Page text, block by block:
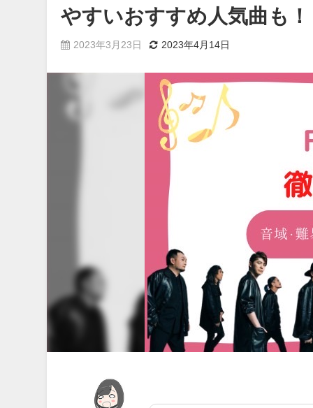
やすいおすすめ人気曲も！
2023年3月23日 2023年4月14日